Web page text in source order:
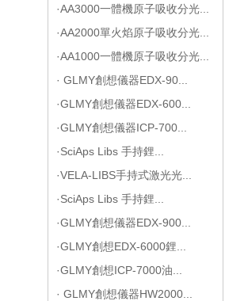
·AA3000一體機原子吸收分光...
·AA2000單火焰原子吸收分光...
·AA1000一體機原子吸收分光...
· GLMY創想儀器EDX-90...
·GLMY創想儀器EDX-600...
·GLMY創想儀器ICP-700...
·SciAps Libs 手持鋰...
·VELA-LIBS手持式激光光...
·SciAps Libs 手持鋰...
·GLMY創想儀器EDX-900...
·GLMY創想EDX-6000鋰...
·GLMY創想ICP-7000油...
· GLMY創想儀器HW2000...